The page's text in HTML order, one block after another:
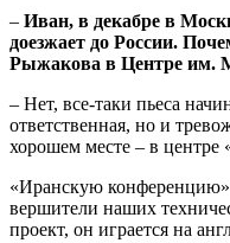
– Иван, в декабре в
доезжает до России.
Рыжакова в Центре им.
– Нет, все-таки пьеса
ответственная, но и
хорошем месте – в центре
«Иранскую конференцию»
вершители наших
проект, он играется на